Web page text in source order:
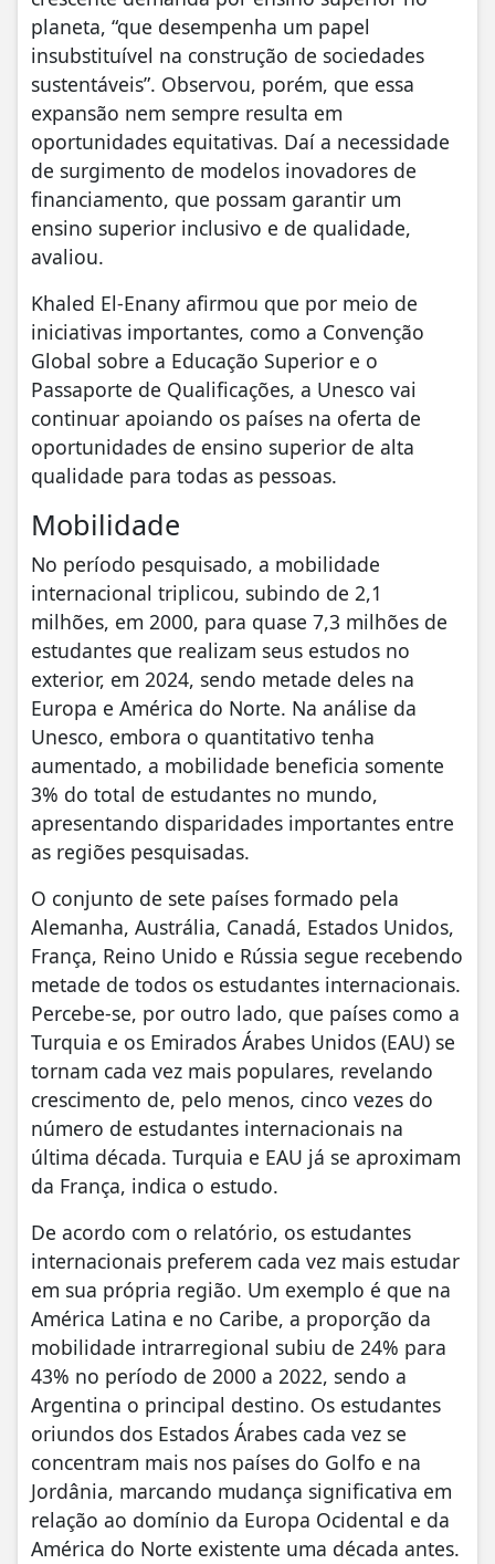
planeta, “que desempenha um papel
insubstituível na construção de sociedades
sustentáveis”. Observou, porém, que essa
expansão nem sempre resulta em
oportunidades equitativas. Daí a necessidade
de surgimento de modelos inovadores de
financiamento, que possam garantir um
ensino superior inclusivo e de qualidade,
avaliou.
Khaled El-Enany afirmou que por meio de
iniciativas importantes, como a Convenção
Global sobre a Educação Superior e o
Passaporte de Qualificações, a Unesco vai
continuar apoiando os países na oferta de
oportunidades de ensino superior de alta
qualidade para todas as pessoas.
Mobilidade
No período pesquisado, a mobilidade
internacional triplicou, subindo de 2,1
milhões, em 2000, para quase 7,3 milhões de
estudantes que realizam seus estudos no
exterior, em 2024, sendo metade deles na
Europa e América do Norte. Na análise da
Unesco, embora o quantitativo tenha
aumentado, a mobilidade beneficia somente
3% do total de estudantes no mundo,
apresentando disparidades importantes entre
as regiões pesquisadas.
O conjunto de sete países formado pela
Alemanha, Austrália, Canadá, Estados Unidos,
França, Reino Unido e Rússia segue recebendo
metade de todos os estudantes internacionais.
Percebe-se, por outro lado, que países como a
Turquia e os Emirados Árabes Unidos (EAU) se
tornam cada vez mais populares, revelando
crescimento de, pelo menos, cinco vezes do
número de estudantes internacionais na
última década. Turquia e EAU já se aproximam
da França, indica o estudo.
De acordo com o relatório, os estudantes
internacionais preferem cada vez mais estudar
em sua própria região. Um exemplo é que na
América Latina e no Caribe, a proporção da
mobilidade intrarregional subiu de 24% para
43% no período de 2000 a 2022, sendo a
Argentina o principal destino. Os estudantes
oriundos dos Estados Árabes cada vez se
concentram mais nos países do Golfo e na
Jordânia, marcando mudança significativa em
relação ao domínio da Europa Ocidental e da
América do Norte existente uma década antes.